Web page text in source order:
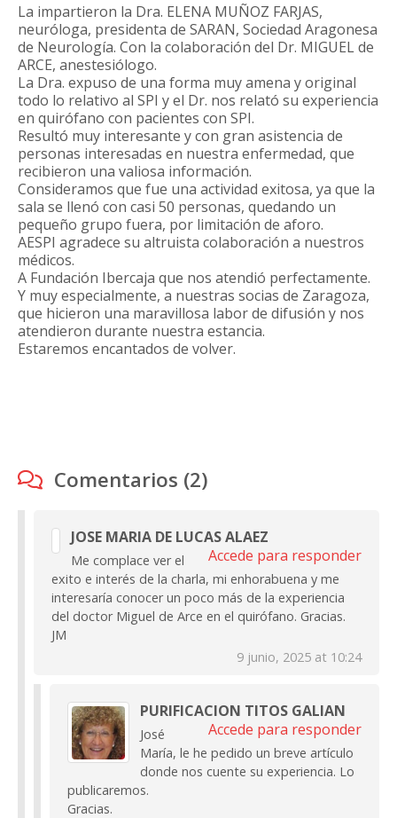
La impartieron la Dra. ELENA MUÑOZ FARJAS,
neuróloga, presidenta de SARAN, Sociedad Aragonesa
de Neurología. Con la colaboración del Dr. MIGUEL de
ARCE, anestesiólogo.
La Dra. expuso de una forma muy amena y original
todo lo relativo al SPI y el Dr. nos relató su experiencia
en quirófano con pacientes con SPI.
Resultó muy interesante y con gran asistencia de
personas interesadas en nuestra enfermedad, que
recibieron una valiosa información.
Consideramos que fue una actividad exitosa, ya que la
sala se llenó con casi 50 personas, quedando un
pequeño grupo fuera, por limitación de aforo.
AESPI agradece su altruista colaboración a nuestros
médicos.
A Fundación Ibercaja que nos atendió perfectamente.
Y muy especialmente, a nuestras socias de Zaragoza,
que hicieron una maravillosa labor de difusión y nos
atendieron durante nuestra estancia.
Estaremos encantados de volver.
Comentarios (2)
JOSE MARIA DE LUCAS ALAEZ
Accede para responder
Me complace ver el
exito e interés de la charla, mi enhorabuena y me
interesaría conocer un poco más de la experiencia
del doctor Miguel de Arce en el quirófano. Gracias.
JM
9 junio, 2025 at 10:24
PURIFICACION TITOS GALIAN
Accede para responder
José
María, le he pedido un breve artículo
donde nos cuente su experiencia. Lo
publicaremos.
Gracias.